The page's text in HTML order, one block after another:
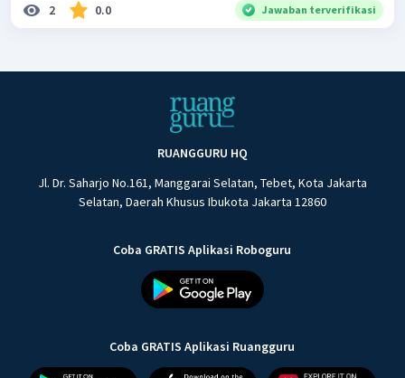
2 0.0 Jawaban terverifikasi
RUANGGURU HQ
Jl. Dr. Saharjo No.161, Manggarai Selatan, Tebet, Kota Jakarta
Selatan, Daerah Khusus Ibukota Jakarta 12860
Coba GRATIS Aplikasi Roboguru
Coba GRATIS Aplikasi Ruangguru